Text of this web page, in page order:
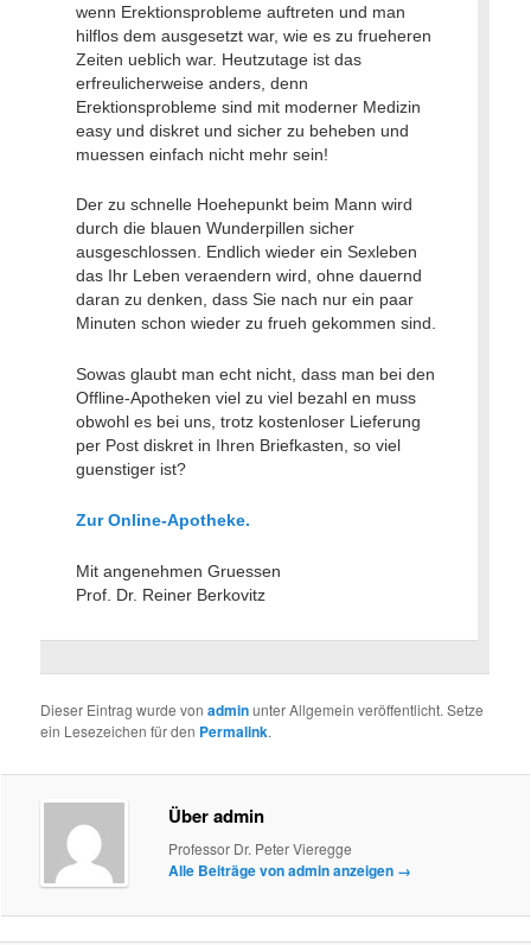
wenn Erektionsprobleme auftreten und man
hilflos dem ausgesetzt war, wie es zu frueheren
Zeiten ueblich war. Heutzutage ist das
erfreulicherweise anders, denn
Erektionsprobleme sind mit moderner Medizin
easy und diskret und sicher zu beheben und
muessen einfach nicht mehr sein!
Der zu schnelle Hoehepunkt beim Mann wird
durch die blauen Wunderpillen sicher
ausgeschlossen. Endlich wieder ein Sexleben
das Ihr Leben veraendern wird, ohne dauernd
daran zu denken, dass Sie nach nur ein paar
Minuten schon wieder zu frueh gekommen sind.
Sowas glaubt man echt nicht, dass man bei den
Offline-Apotheken viel zu viel bezahl en muss
obwohl es bei uns, trotz kostenloser Lieferung
per Post diskret in Ihren Briefkasten, so viel
guenstiger ist?
Zur Online-Apotheke.
Mit angenehmen Gruessen
Prof. Dr. Reiner Berkovitz
Dieser Eintrag wurde vonadminunter Allgemein veröffentlicht. Setze
ein Lesezeichen für den Permalink.
Über admin
Professor Dr. Peter Vieregge
Alle Beiträge von admin anzeigen →